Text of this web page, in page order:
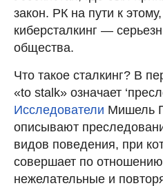
закон. РК на пути к
киберсталкинг —
общества.
Что такое сталкинг? В
«to stalk» означает
Исследователи Мишель
описывают
видов поведения, при
совершает по
нежелательные и